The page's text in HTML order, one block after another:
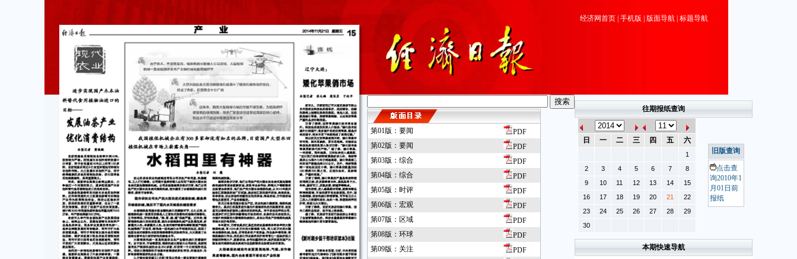
经济网首页 手机版 版面导航 标题导航
第01版：要闻
PDF
第02版：要闻
PDF
第03版：综合
PDF
第04版：综合
PDF
第05版：时评
PDF
第06版：宏观
PDF
第07版：区域
PDF
第08版：环球
PDF
第09版：关注
PDF
往期报纸查询
日 一 二 三 四 五 六
1
2
3 4 5 6 7
8
9
10 11 12 13 14
15
16
17 18 19 20 21
22
23
24 25 26 27 28
29
30
旧版查询
点击查
询2010年1
月01日前
报纸
本期快速导航